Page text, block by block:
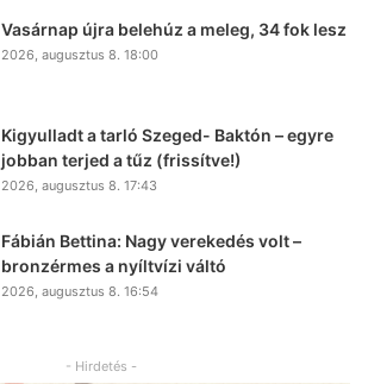
Vasárnap újra belehúz a meleg, 34 fok lesz
2026, augusztus 8. 18:00
Kigyulladt a tarló Szeged- Baktón – egyre
jobban terjed a tűz (frissítve!)
2026, augusztus 8. 17:43
Fábián Bettina: Nagy verekedés volt –
bronzérmes a nyíltvízi váltó
2026, augusztus 8. 16:54
- Hirdetés -